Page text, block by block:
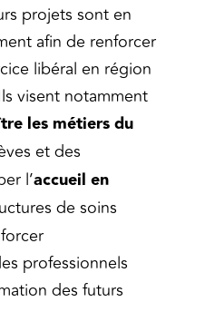
projets sont en
afin de renforcer
libéral en région
visent notamment
les métiers du
et des
l’accueil en
de soins
professionnels
des futurs